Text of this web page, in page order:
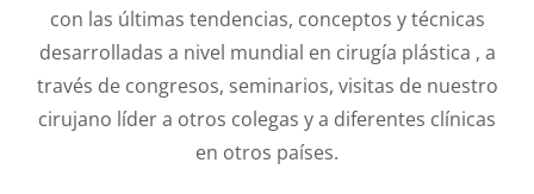
con las últimas tendencias, conceptos y técnicas
desarrolladas a nivel mundial en cirugía plástica , a
través de congresos, seminarios, visitas de nuestro
cirujano líder a otros colegas y a diferentes clínicas
en otros países.